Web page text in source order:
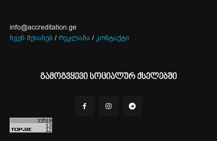
info@accreditation.ge
ჩვენ შესახებ / რეკლამა / კონტაქტი
გამოგვყევი სოციალურ ქსელებში